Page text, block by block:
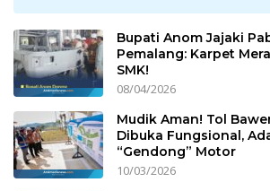
Bupati Anom Jajaki
Pemalang: Karpet
SMK!
08/04/2026
Mudik Aman! Tol
Dibuka Fungsional,
“Gendong” Motor
10/03/2026